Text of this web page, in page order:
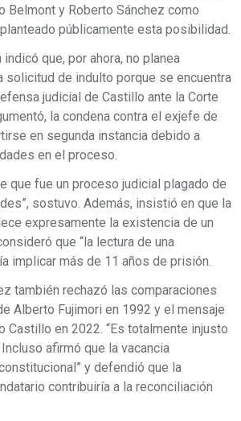
Belmont y Roberto Sánchez como
públicamente esta posibilidad.
que, por ahora, no planea
solicitud de indulto porque se encuentra
judicial de Castillo ante la Corte
la condena contra el exjefe de
en segunda instancia debido a
en el proceso.
que fue un proceso judicial plagado de
sostuvo. Además, insistió en que la
expresamente la existencia de un
que “la lectura de una
implicar más de 11 años de prisión.
también rechazó las comparaciones
Alberto Fujimori en 1992 y el mensaje
Castillo en 2022. “Es totalmente injusto
afirmó que la vacancia
y defendió que la
contribuiría a la reconciliación